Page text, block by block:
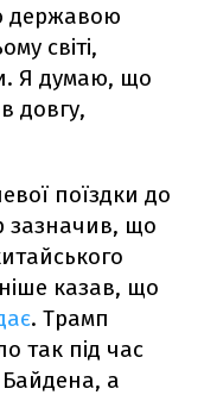
державою
світі,
Я думаю, що
довгу,
поїздки до
зазначив, що
казав, що
. Трамп
так під час
а